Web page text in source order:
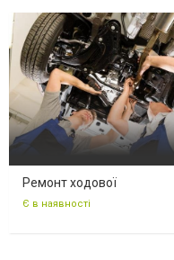
Ремонт ходової
Є в наявності